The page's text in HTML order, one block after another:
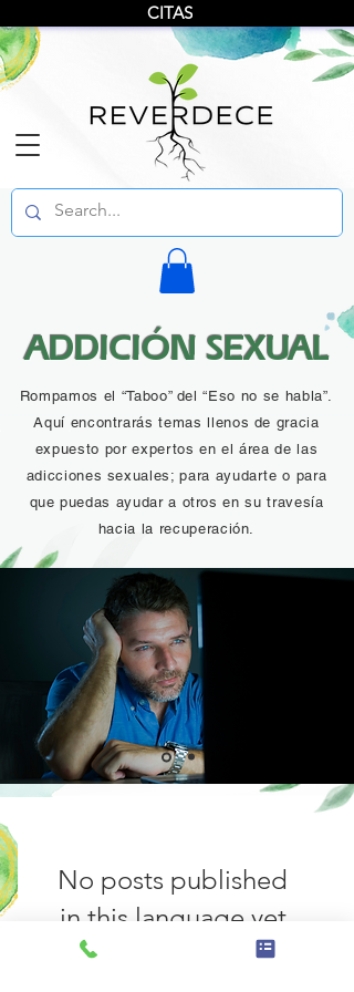
CITAS
Rompamos el “Taboo” del “Eso no se habla”.
Aquí encontrarás temas llenos de gracia
expuesto por expertos en el área de las
adicciones sexuales; para ayudarte o para
que puedas ayudar a otros en su travesía
hacia la recuperación.
No posts published
in this language yet
Once posts are published,
ADDICIÓN SEXUAL